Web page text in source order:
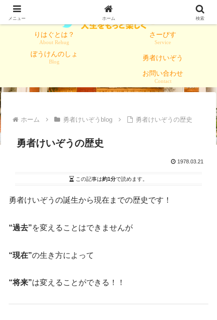
りはぐとは？
About Rehug
さーびす
Service
ぼうけんのしょ
Blog
勇者けいぞう
お問い合わせ
Contact
ホーム 勇者けいぞうblog 勇者けいぞうの歴史
勇者けいぞうの歴史
1978.03.21
この記事は約1分で読めます。
勇者けいぞうの誕生から現在までの歴史です！
“過去”を変えることはできませんが
“現在”の生き方によって
“将来”は変えることができる！！
メニュー ホーム 検索